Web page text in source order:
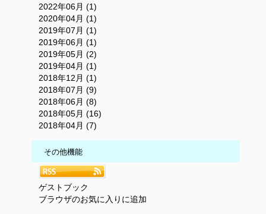
2022年06月 (1)
2020年04月 (1)
2019年07月 (1)
2019年06月 (1)
2019年05月 (2)
2019年04月 (1)
2018年12月 (1)
2018年07月 (9)
2018年06月 (8)
2018年05月 (16)
2018年04月 (7)
その他機能
ゲストブック
ブラウザのお気に入りに追加